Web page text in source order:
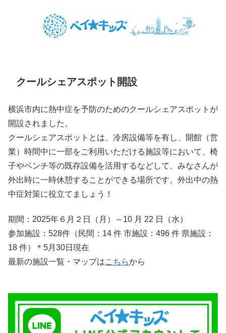
クールシェアスポット開設
横浜市内に熱中症を予防のためのクールシェアスポットが
開設されました。
クールシェアスポットとは、冷房設備等を有し、開館（営
業）時間中に一部をご利用いただける施設等において、椅
子やベンチ等の既存設備を活用するなどして、みなさんが
外出時に一時休憩することができる場所です。外出中の熱
中症対策に役立てましょう！
期間：2025年６月２日（月）～10 月 22 日（水）
参加施設：528件（民間：14 件 市施設：496 件 県施設：
18 件）＊5月30日現在
最新の施設一覧・マップはこちらから